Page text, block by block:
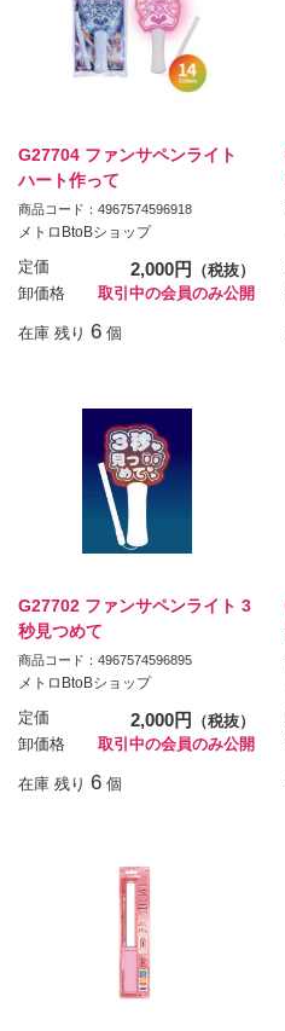
G27704 ファンサペンライト
ハート作って
商品コード：4967574596918
メトロBtoBショップ
定価 2,000円
（税抜）
卸価格
取引中の会員のみ公開
在庫 残り 6 個
G27702 ファンサペンライト 3
秒見つめて
商品コード：4967574596895
メトロBtoBショップ
定価 2,000円
（税抜）
卸価格
取引中の会員のみ公開
在庫 残り 6 個